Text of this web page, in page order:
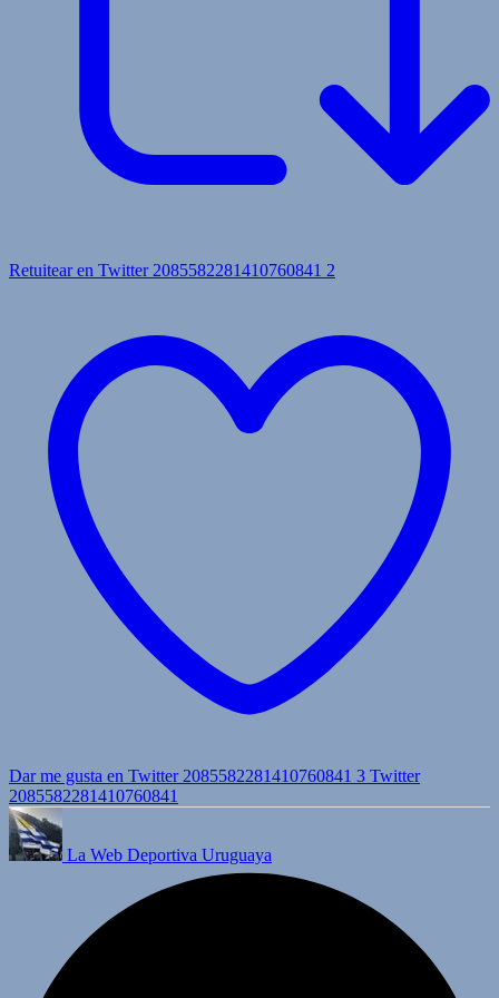
Retuitear en Twitter 2085582281410760841 2
Dar me gusta en Twitter 2085582281410760841 3 Twitter
2085582281410760841
La Web Deportiva Uruguaya